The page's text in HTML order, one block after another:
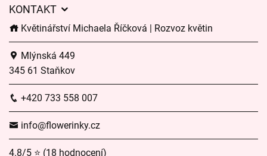
KONTAKT
Květinářství Michaela Říčková | Rozvoz květin
Mlýnská 449
345 61 Staňkov
+420 733 558 007
info@flowerinky.cz
4.8/5 ⭐ (18 hodnocení)